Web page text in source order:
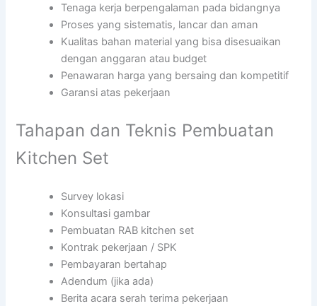
Tenaga kerja berpengalaman pada bidangnya
Proses yang sistematis, lancar dan aman
Kualitas bahan material yang bisa disesuaikan
dengan anggaran atau budget
Penawaran harga yang bersaing dan kompetitif
Garansi atas pekerjaan
Tahapan dan Teknis Pembuatan
Kitchen Set
Survey lokasi
Konsultasi gambar
Pembuatan RAB kitchen set
Kontrak pekerjaan / SPK
Pembayaran bertahap
Adendum (jika ada)
Berita acara serah terima pekerjaan